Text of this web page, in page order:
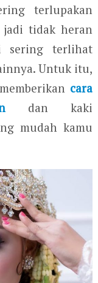
terlupakan
tidak heran
sering terlihat
Untuk itu,
cara
dan kaki
mudah kamu